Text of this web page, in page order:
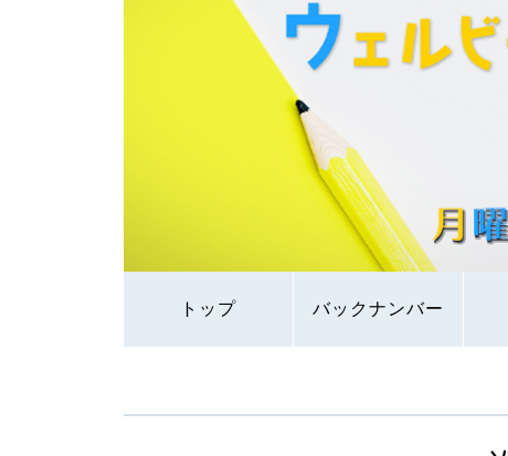
トップ バックナンバー